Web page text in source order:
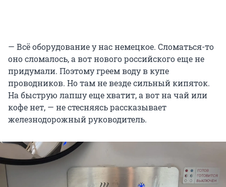
— Всё оборудование у нас немецкое. Сломаться-то
оно сломалось, а вот нового российского еще не
придумали. Поэтому греем воду в купе
проводников. Но там не везде сильный кипяток.
На быструю лапшу еще хватит, а вот на чай или
кофе нет, — не стесняясь рассказывает
железнодорожный руководитель.